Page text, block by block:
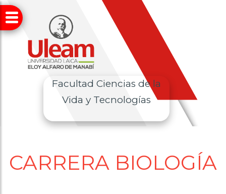
Facultad Ciencias de la
Vida y Tecnologías
CARRERA BIOLOGÍA